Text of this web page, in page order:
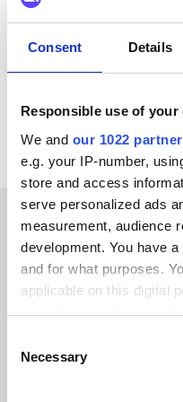
Consent Details
Responsible use of your
We and our 1022
e.g. your IP-number,
store and access
serve personalized ads
measurement, audience
development. You have
and for what purposes.
applicable on this digital
your choices. You can
the Privacy trigger icon.
Selection
Necessary
ChannelEngine GS1
WordPress
Yotpo
See